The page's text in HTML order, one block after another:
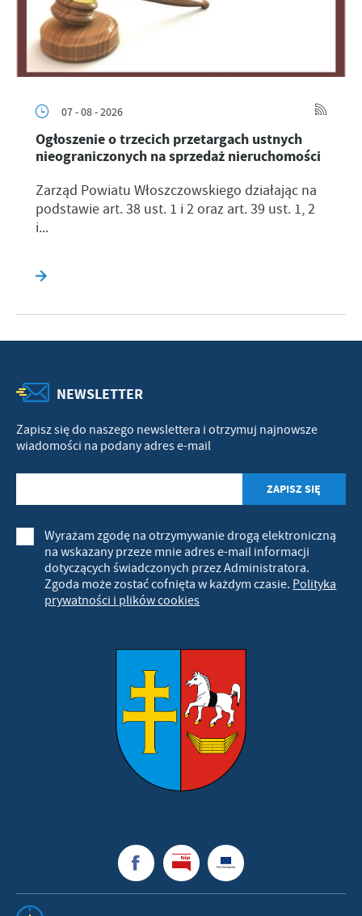
07 - 08 - 2026
Ogłoszenie o trzecich przetargach ustnych
nieograniczonych na sprzedaż nieruchomości
Zarząd Powiatu Włoszczowskiego działając na
podstawie art. 38 ust. 1 i 2 oraz art. 39 ust. 1, 2
i...
NEWSLETTER
Zapisz się do naszego newslettera i otrzymuj najnowsze
wiadomości na podany adres e-mail
Wyrażam zgodę na otrzymywanie drogą elektroniczną
na wskazany przeze mnie adres e-mail informacji
dotyczących świadczonych przez Administratora.
Zgoda może zostać cofnięta w każdym czasie. Polityka
prywatności i plików cookies